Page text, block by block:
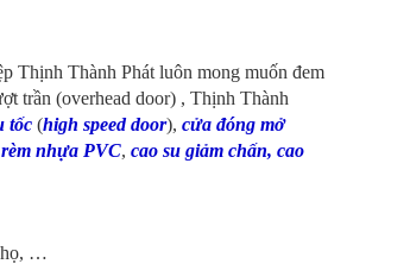
Thịnh Thành Phát luôn mong muốn đem
trần (overhead door) , Thịnh Thành
tốc (high speed door), cửa đóng mở
nhựa PVC, cao su giảm chấn, cao
…